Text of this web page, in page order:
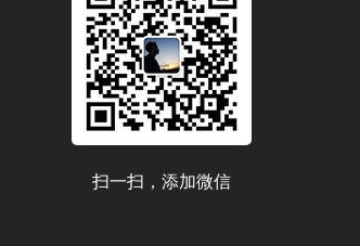
扫一扫，添加微信